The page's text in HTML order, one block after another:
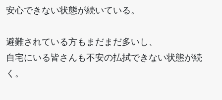
安心できない状態が続いている。
避難されている方もまだまだ多いし、
自宅にいる皆さんも不安の払拭できない状態が続
く。